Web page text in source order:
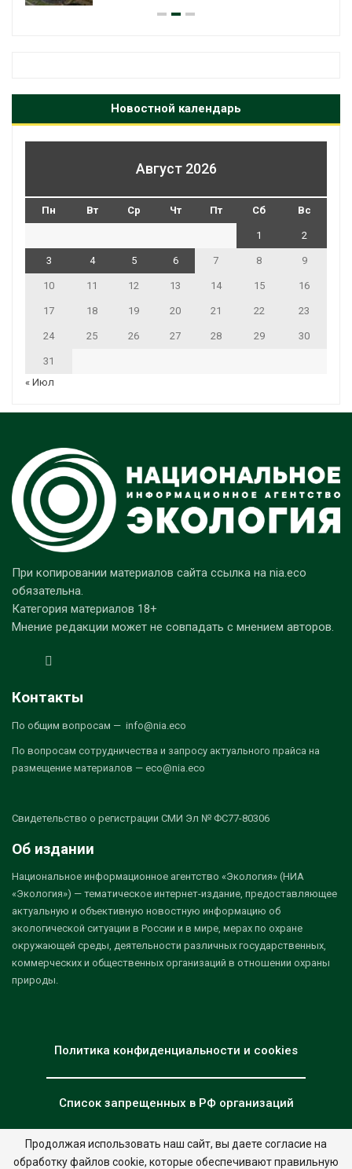
Новостной календарь
Август 2026
Пн Вт Ср Чт Пт Сб Вс
1 2
3 4 5 6 7 8 9
10 11 12 13 14 15 16
17 18 19 20 21 22 23
24 25 26 27 28 29 30
31
« Июл
При копировании материалов сайта ссылка на nia.eco
обязательна.
Категория материалов 18+
Мнение редакции может не совпадать с мнением авторов.
Контакты
По общим вопросам — info@nia.eco
По вопросам сотрудничества и запросу актуального прайса на
размещение материалов — eco@nia.eco
Свидетельство о регистрации СМИ Эл № ФС77-80306
Об издании
Национальное информационное агентство «Экология» (НИА
«Экология») — тематическое интернет-издание, предоставляющее
актуальную и объективную новостную информацию об
экологической ситуации в России и в мире, мерах по охране
окружающей среды, деятельности различных государственных,
коммерческих и общественных организаций в отношении охраны
природы.
Политика конфиденциальности и cookies
Список запрещенных в РФ организаций
© 2026 - НИА "Экология". Все права защищены. Дизайн:nia.eco
Продолжая использовать наш сайт, вы даете согласие на
обработку файлов cookie, которые обеспечивают правильную